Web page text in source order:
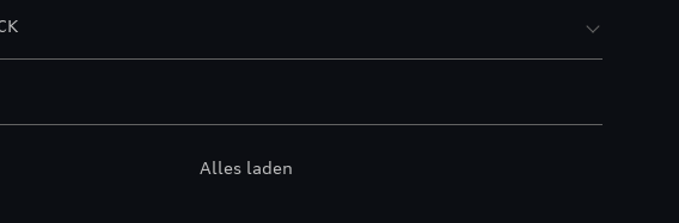
Alles laden